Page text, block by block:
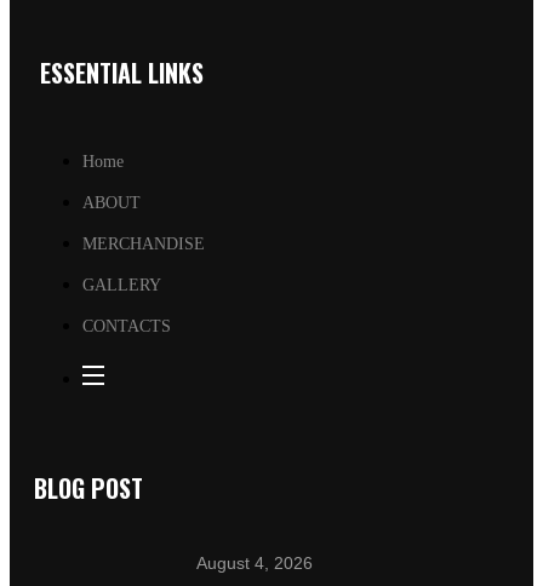
ESSENTIAL LINKS
Home
ABOUT
MERCHANDISE
GALLERY
CONTACTS
BLOG POST
August 4, 2026